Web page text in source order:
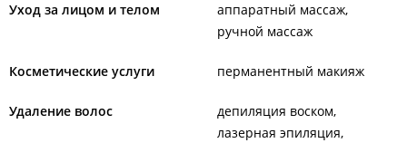
Уход за лицом и телом
аппаратный массаж
ручной массаж
Косметические услуги перманентный макияж
Удаление волос
депиляция воском
лазерная эпиляция